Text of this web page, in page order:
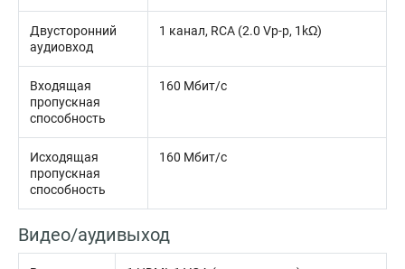
Двусторонний
аудиовход
1 канал, RCA (2.0 Vp-p, 1kΩ)
Входящая
пропускная
способность
160 Мбит/с
Исходящая
пропускная
способность
160 Мбит/с
Видео/аудивыход